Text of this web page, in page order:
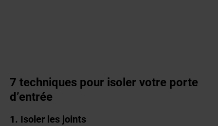
7 techniques pour isoler votre porte
d’entrée
1. Isoler les joints